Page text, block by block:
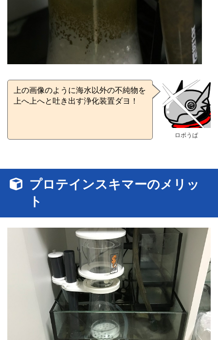
上の画像のように海水以外の不純物を
上へ上へと吐き出す浄化装置ダヨ！
ロボうぱ
プロテインスキマーのメリッ
ト